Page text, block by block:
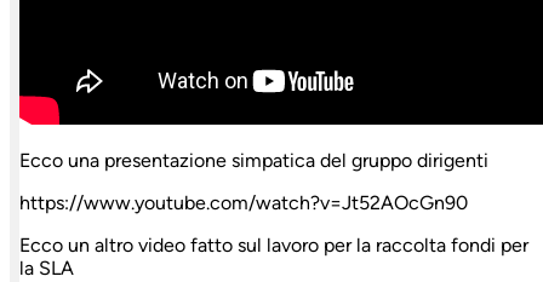
Ecco una presentazione simpatica del gruppo dirigenti
https://www.youtube.com/watch?v=Jt52AOcGn90
Ecco un altro video fatto sul lavoro per la raccolta fondi per
la SLA